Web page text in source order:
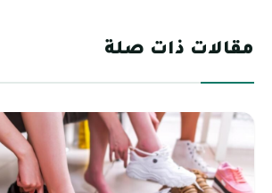
مقالات ذات صلة